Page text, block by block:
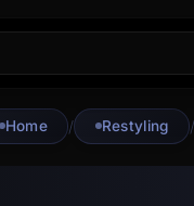
Home / Restyling /